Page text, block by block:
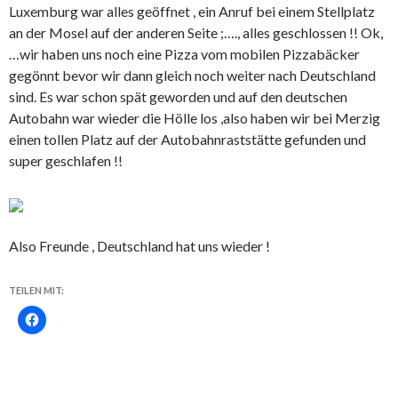
Luxemburg war alles geöffnet , ein Anruf bei einem Stellplatz
an der Mosel auf der anderen Seite ;…., alles geschlossen !! Ok,
…wir haben uns noch eine Pizza vom mobilen Pizzabäcker
gegönnt bevor wir dann gleich noch weiter nach Deutschland
sind. Es war schon spät geworden und auf den deutschen
Autobahn war wieder die Hölle los ,also haben wir bei Merzig
einen tollen Platz auf der Autobahnraststätte gefunden und
super geschlafen !!
Also Freunde , Deutschland hat uns wieder !
TEILEN MIT: